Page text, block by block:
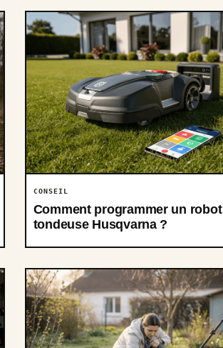
CONSEIL
Comment programmer un robot
tondeuse Husqvarna ?